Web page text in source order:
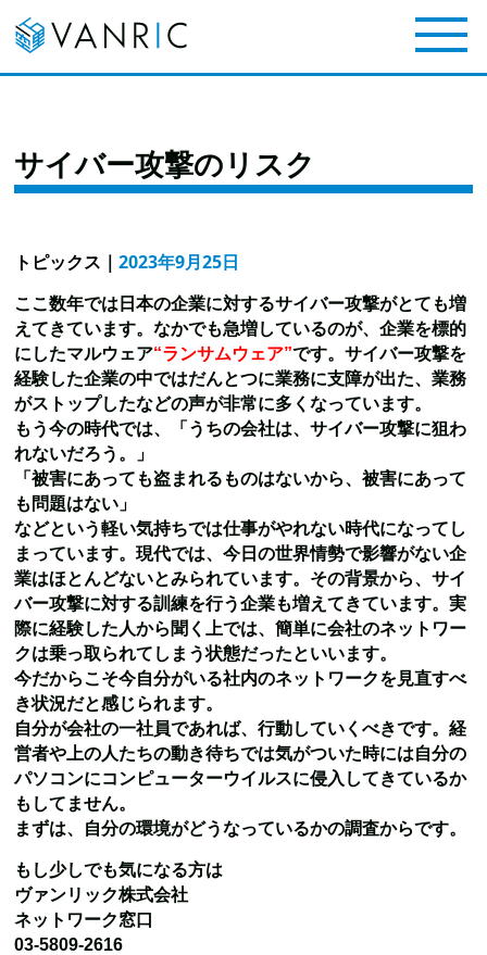
サイバー攻撃のリスク
トピックス ｜2023年9月25日
ここ数年では日本の企業に対するサイバー攻撃がとても増
えてきています。なかでも急増しているのが、企業を標的
にしたマルウェア“ランサムウェア”です。サイバー攻撃を
経験した企業の中ではだんとつに業務に支障が出た、業務
がストップしたなどの声が非常に多くなっています。
もう今の時代では、「うちの会社は、サイバー攻撃に狙わ
れないだろう。」
「被害にあっても盗まれるものはないから、被害にあって
も問題はない」
などという軽い気持ちでは仕事がやれない時代になってし
まっています。現代では、今日の世界情勢で影響がない企
業はほとんどないとみられています。 その背景から、サイ
バー攻撃に対する訓練を行う企業も増えてきています。実
際に経験した人から聞く上では、簡単に会社のネットワー
クは乗っ取られてしまう状態だったといいます。
今だからこそ今自分がいる社内のネットワークを見直すべ
き状況だと感じられます。
自分が会社の一社員であれば、行動していくべきです。経
営者や上の人たちの動き待ちでは気がついた時には自分の
パソコンにコンピューターウイルスに侵入してきているか
もしてません。
まずは、自分の環境がどうなっているかの調査からです。
もし少しでも気になる方は
ヴァンリック株式会社
ネットワーク窓口
03-5809-2616